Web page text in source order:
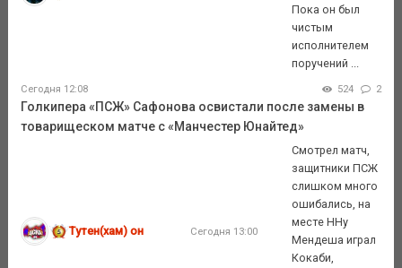
Пока он был
чистым
исполнителем
поручений ...
Сегодня 12:08 524 2
Голкипера «ПСЖ» Сафонова освистали после замены в
товарищеском матче с «Манчестер Юнайтед»
Тутен(хам) он Сегодня 13:00
Смотрел матч,
защитники ПСЖ
слишком много
ошибались, на
месте ННу
Мендеша играл
Кокаби,